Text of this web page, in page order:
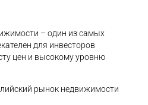
– один из самых
для инвесторов
цен и высокому уровню
рынок недвижимости